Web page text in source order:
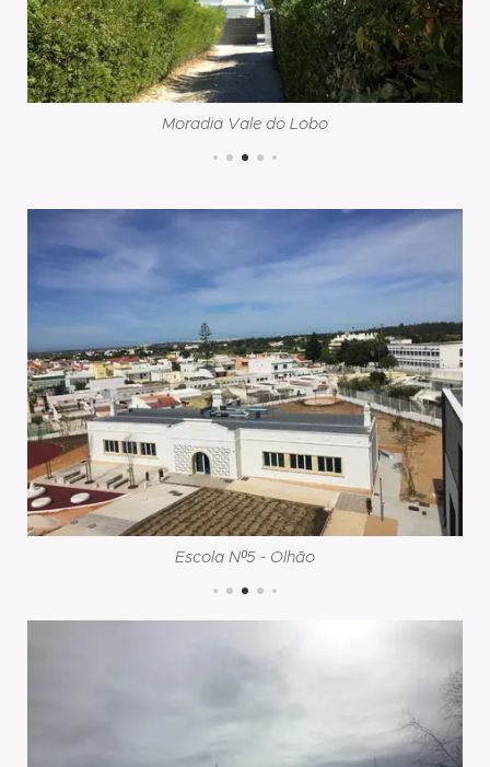
Moradia Vale do Lobo
Escola Nº5 - Olhão